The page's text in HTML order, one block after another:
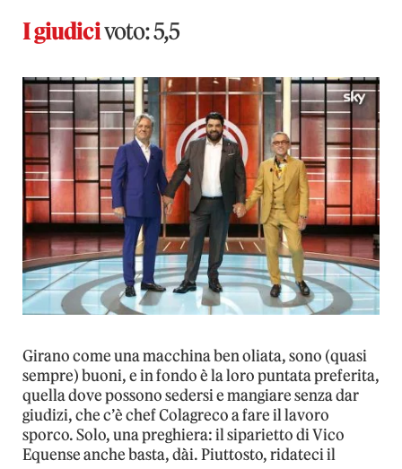
I giudicivoto: 5,5
Girano come una macchina ben oliata, sono (quasi
sempre) buoni, e in fondo è la loro puntata preferita,
quella dove possono sedersi e mangiare senza dar
giudizi, che c’è chef Colagreco a fare il lavoro
sporco. Solo, una preghiera: il siparietto di Vico
Equense anche basta, dài. Piuttosto, ridateci il